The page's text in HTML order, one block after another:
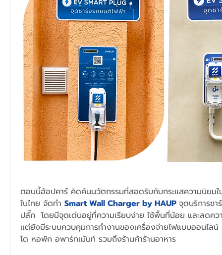
ตอนนี้ฮ้อปคาร์ คิดค้นนวัตกรรมที่สอดรับกับกระแสความนิยม
ในไทย จัดทำ Smart Wall Charger by HAUP จุดบริการช
ปลั๊ก  โดยมีจุดเด่นอยู่ที่ความเรียบง่าย ใช้พื้นที่น้อย และลดค
แต่ยังมีระบบควบคุมการทำงานของเครื่องจ่ายไฟแบบออนไล
โด หอพัก อพาร์ทเม้นท์ รวมถึงร้านค้าร้านอาหาร